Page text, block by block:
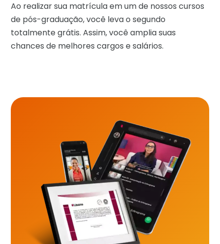
Ao realizar sua matrícula em um de nossos cursos
de pós-graduação, você leva o segundo
totalmente grátis. Assim, você amplia suas
chances de melhores cargos e salários.